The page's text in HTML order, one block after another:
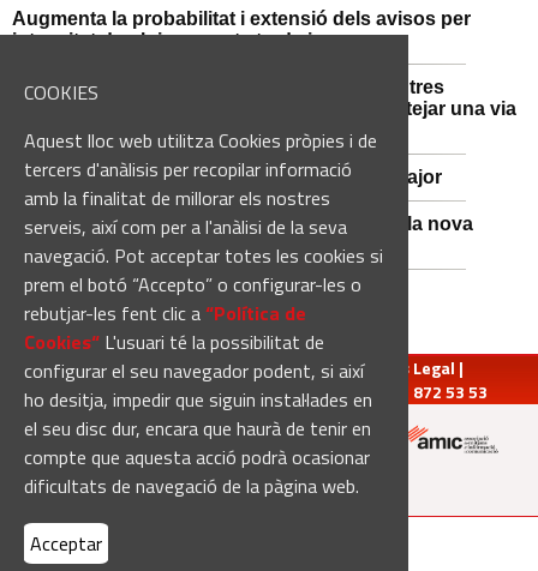
COOKIES
Aquest lloc web utilitza Cookies pròpies i de
tercers d'anàlisis per recopilar informació
amb la finalitat de millorar els nostres
serveis, així com per a l'anàlisi de la seva
navegació. Pot acceptar totes les cookies si
prem el botó “Accepto” o configurar-les o
rebutjar-les fent clic a“Política de
Cookies“ L'usuari té la possibilitat de
configurar el seu navegador podent, si així
ho desitja, impedir que siguin instal·lades en
el seu disc dur, encara que haurà de tenir en
compte que aquesta acció podrà ocasionar
dificultats de navegació de la pàgina web.
Acceptar
Augmenta la probabilitat i extensió dels avisos per
intensitat de pluja aquesta tarda i vespre
Mossos d'Esquadra i Guàrdia Civil detenen tres
persones i n'investiguen una altra per sabotejar una via
fèrria al Bages
Viladordis es prepara per una nova Festa Major
Sant Vicenç de Castellet inicia les obres de la nova
comissaria de la Policia Local
redaccio@manresadiari.cat|Qui som Avís Legal |
Pompeu Fabra, 7-13, 08240-Manresa | Tel.: 93 872 53 53
Altres mitjans del grup: